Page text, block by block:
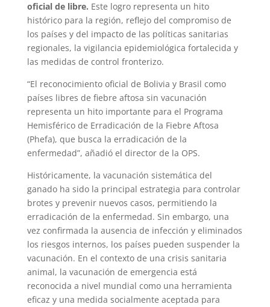
oficial de libre. Este logro representa un hito
histórico para la región, reflejo del compromiso de
los países y del impacto de las políticas sanitarias
regionales, la vigilancia epidemiológica fortalecida y
las medidas de control fronterizo.
“El reconocimiento oficial de Bolivia y Brasil como
países libres de fiebre aftosa sin vacunación
representa un hito importante para el Programa
Hemisférico de Erradicación de la Fiebre Aftosa
(Phefa), que busca la erradicación de la
enfermedad”, añadió el director de la OPS.
Históricamente, la vacunación sistemática del
ganado ha sido la principal estrategia para controlar
brotes y prevenir nuevos casos, permitiendo la
erradicación de la enfermedad. Sin embargo, una
vez confirmada la ausencia de infección y eliminados
los riesgos internos, los países pueden suspender la
vacunación. En el contexto de una crisis sanitaria
animal, la vacunación de emergencia está
reconocida a nivel mundial como una herramienta
eficaz y una medida socialmente aceptada para